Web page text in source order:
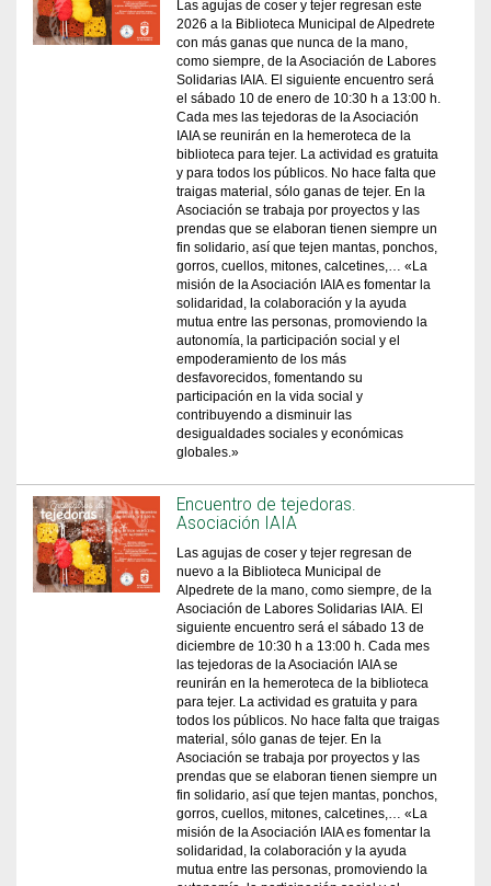
Las agujas de coser y tejer regresan este
2026 a la Biblioteca Municipal de Alpedrete
con más ganas que nunca de la mano,
como siempre, de la Asociación de Labores
Solidarias IAIA. El siguiente encuentro será
el sábado 10 de enero de 10:30 h a 13:00 h.
Cada mes las tejedoras de la Asociación
IAIA se reunirán en la hemeroteca de la
biblioteca para tejer. La actividad es gratuita
y para todos los públicos. No hace falta que
traigas material, sólo ganas de tejer. En la
Asociación se trabaja por proyectos y las
prendas que se elaboran tienen siempre un
fin solidario, así que tejen mantas, ponchos,
gorros, cuellos, mitones, calcetines,… «La
misión de la Asociación IAIA es fomentar la
solidaridad, la colaboración y la ayuda
mutua entre las personas, promoviendo la
autonomía, la participación social y el
empoderamiento de los más
desfavorecidos, fomentando su
participación en la vida social y
contribuyendo a disminuir las
desigualdades sociales y económicas
globales.»
Encuentro de tejedoras.
Asociación IAIA
Las agujas de coser y tejer regresan de
nuevo a la Biblioteca Municipal de
Alpedrete de la mano, como siempre, de la
Asociación de Labores Solidarias IAIA. El
siguiente encuentro será el sábado 13 de
diciembre de 10:30 h a 13:00 h. Cada mes
las tejedoras de la Asociación IAIA se
reunirán en la hemeroteca de la biblioteca
para tejer. La actividad es gratuita y para
todos los públicos. No hace falta que traigas
material, sólo ganas de tejer. En la
Asociación se trabaja por proyectos y las
prendas que se elaboran tienen siempre un
fin solidario, así que tejen mantas, ponchos,
gorros, cuellos, mitones, calcetines,… «La
misión de la Asociación IAIA es fomentar la
solidaridad, la colaboración y la ayuda
mutua entre las personas, promoviendo la